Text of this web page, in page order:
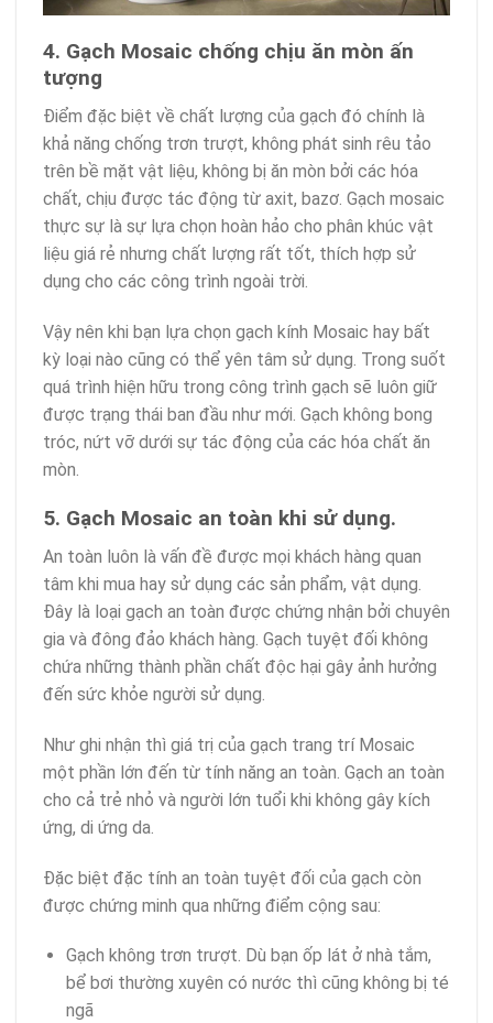
4. Gạch Mosaic chống chịu ăn mòn ấn
tượng
Điểm đặc biệt về chất lượng của gạch đó chính là
khả năng chống trơn trượt, không phát sinh rêu tảo
trên bề mặt vật liệu, không bị ăn mòn bởi các hóa
chất, chịu được tác động từ axit, bazơ. Gạch mosaic
thực sự là sự lựa chọn hoàn hảo cho phân khúc vật
liệu giá rẻ nhưng chất lượng rất tốt, thích hợp sử
dụng cho các công trình ngoài trời.
Vậy nên khi bạn lựa chọn gạch kính Mosaic hay bất
kỳ loại nào cũng có thể yên tâm sử dụng. Trong suốt
quá trình hiện hữu trong công trình gạch sẽ luôn giữ
được trạng thái ban đầu như mới. Gạch không bong
tróc, nứt vỡ dưới sự tác động của các hóa chất ăn
mòn.
5. Gạch Mosaic an toàn khi sử dụng.
An toàn luôn là vấn đề được mọi khách hàng quan
tâm khi mua hay sử dụng các sản phẩm, vật dụng.
Đây là loại gạch an toàn được chứng nhận bởi chuyên
gia và đông đảo khách hàng. Gạch tuyệt đối không
chứa những thành phần chất độc hại gây ảnh hưởng
đến sức khỏe người sử dụng.
Như ghi nhận thì giá trị của gạch trang trí Mosaic
một phần lớn đến từ tính năng an toàn. Gạch an toàn
cho cả trẻ nhỏ và người lớn tuổi khi không gây kích
ứng, di ứng da.
Đặc biệt đặc tính an toàn tuyệt đối của gạch còn
được chứng minh qua những điểm cộng sau:
Gạch không trơn trượt. Dù bạn ốp lát ở nhà tắm,
bể bơi thường xuyên có nước thì cũng không bị té
ngã